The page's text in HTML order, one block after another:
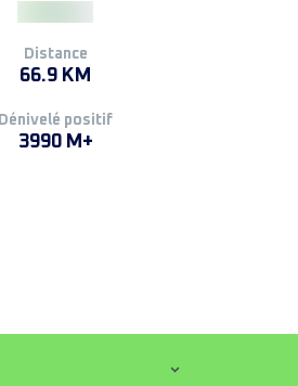
Distance
66.9 KM
Dénivelé positif
3990 M+